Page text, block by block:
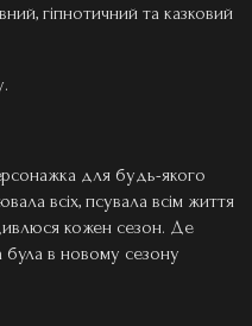
гіпнотичний та казковий
для будь-якого
всіх, псувала всім життя
кожен сезон. Де
була в новому сезону